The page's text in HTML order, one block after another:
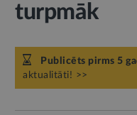
turpmāk
Publicēts pirms 5
aktualitāti! >>